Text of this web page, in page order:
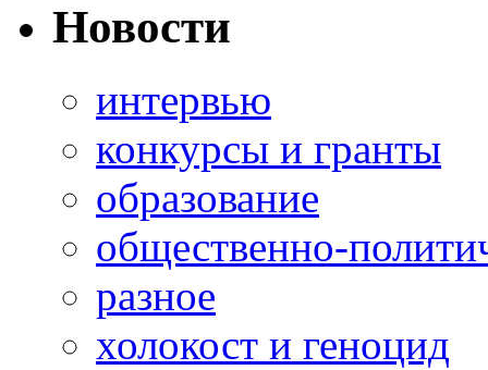
Новости
интервью
конкурсы и гранты
образование
общественно-
разное
холокост и геноцид